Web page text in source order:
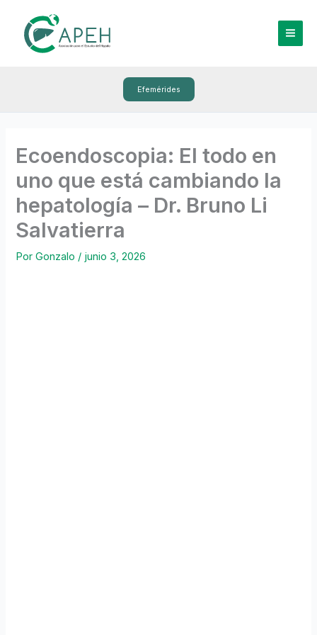
contenido
Efemérides
Ecoendoscopia: El todo en
uno que está cambiando la
hepatología – Dr. Bruno Li
Salvatierra
PorGonzalo / junio 3, 2026